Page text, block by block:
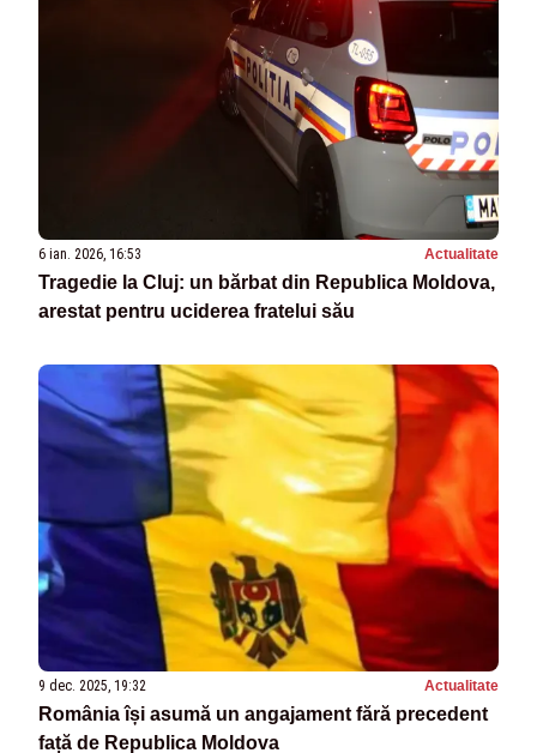
6 ian. 2026, 16:53 Actualitate
Tragedie la Cluj: un bărbat din Republica Moldova,
arestat pentru uciderea fratelui său
9 dec. 2025, 19:32 Actualitate
România își asumă un angajament fără precedent
față de Republica Moldova